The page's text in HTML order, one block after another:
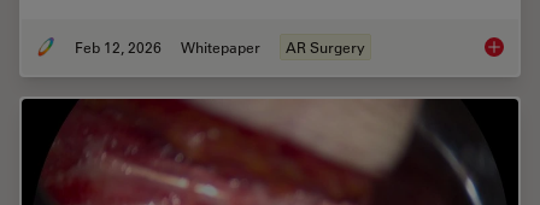
Feb 12, 2026 Whitepaper AR Surgery